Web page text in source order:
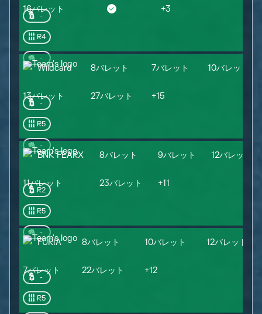
16バレット +3
-
R4
-
Wildcard 8バレット 7バレット 10バレット
13バレット 27バレット +15
-
R5
-
BNK FEARX 8バレット 9バレット 12バレット
11バレット 23バレット +11
R2
R5
-
FURIA 8バレット 10バレット 12バレット
7バレット 22バレット +12
-
R5